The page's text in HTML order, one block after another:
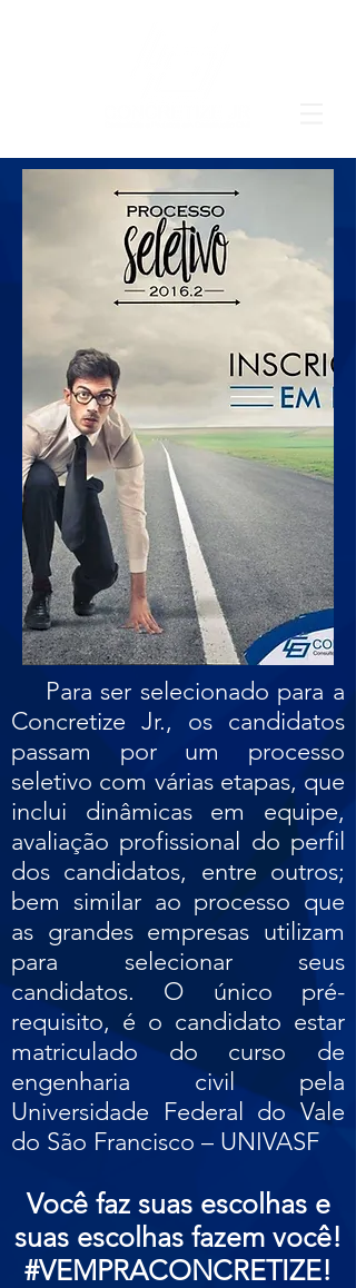
Para ser selecionado para a
Concretize Jr., os candidatos
passam por um processo
seletivo com várias etapas, que
inclui dinâmicas em equipe,
avaliação profissional do perfil
dos candidatos, entre outros;
bem similar ao processo que
as grandes empresas utilizam
para selecionar seus
candidatos. O único pré-
requisito, é o candidato estar
matriculado do curso de
engenharia civil pela
Universidade Federal do Vale
do São Francisco – UNIVASF​
Você faz suas escolhas e
suas escolhas fazem você!
#VEMPRACONCRETIZE!